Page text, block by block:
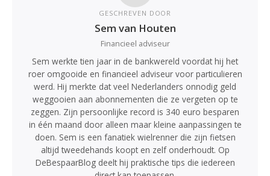
GESCHREVEN DOOR
Sem van Houten
Financieel adviseur
Sem werkte tien jaar in de bankwereld voordat hij het
roer omgooide en financieel adviseur voor particulieren
werd. Hij merkte dat veel Nederlanders onnodig geld
weggooien aan abonnementen die ze vergeten op te
zeggen. Zijn persoonlijke record is 340 euro besparen
in één maand door alleen maar kleine aanpassingen te
doen. Sem is een fanatiek wielrenner die zijn fietsen
altijd tweedehands koopt en zelf onderhoudt. Op
DeBespaarBlog deelt hij praktische tips die iedereen